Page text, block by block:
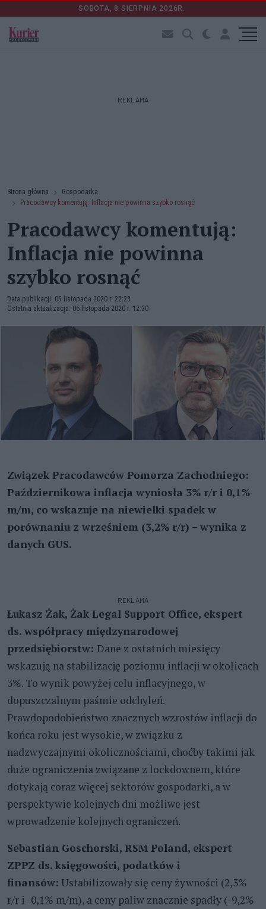
SOBOTA, 8 SIERPNIA 2026R.
REKLAMA
Strona główna
Gospodarka
Pracodawcy komentują: Inflacja nie powinna szybko rosnąć
Pracodawcy komentują:
Inflacja nie powinna
szybko rosnąć
Data publikacji: 05 listopada 2020 r. 22:23
Ostatnia aktualizacja: 06 listopada 2020 r. 12:30
Związek Pracodawców Pomorza Zachodniego:
Październikowa inflacja wyniosła 3% r/r i 0,1%
m/m, co wskazuje na niewielki spadek w
porównaniu z wrześniem (3,2% r/r) – wynika z
danych GUS.
REKLAMA
Łukasz Żak, Żak Legal Support Office, ekspert
ds. współpracy międzynarodowej
przedsiębiorstw: Dane z ostatnich miesięcy
wskazują na stabilizację poziomu inflacji w okolicach
3%. To wynik powyżej celu inflacyjnego, w
dopuszczalnym paśmie odchyleń.
Prawdopodobieństwo znacznych wzrostów inflacji do
końca roku jest wysokie, w związku z
nadzwyczajnymi okolicznościami, choćby takimi jak
duże ograniczenia związane z lockdownem, które
dotykają coraz więcej sektorów gospodarki, a w
perspektywie kolejnych dni możliwe jest
wprowadzenie kolejnych ograniczeń.
Sebastian Goschorski, RSM Poland, ekspert
ZPPZ ds. księgowości, podatków i
finansów: Ustabilizowały się ceny żywności (2,3%
r/r i -0,1% m/m), a ceny paliw znacznie spadły (-9,2%